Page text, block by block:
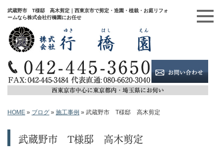
武蔵野市 T様邸 高木剪定｜西東京市で剪定・造園・植栽・お庭リフォ
ームなら株式会社行橋園にお任せ
HOME » ブログ » 施工事例 » 武蔵野市 T様邸 高木剪定
武蔵野市 T様邸 高木剪定